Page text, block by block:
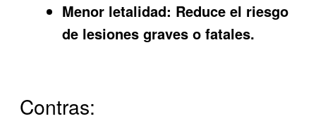
Menor letalidad: Reduce el riesgo
de lesiones graves o fatales.
Contras: